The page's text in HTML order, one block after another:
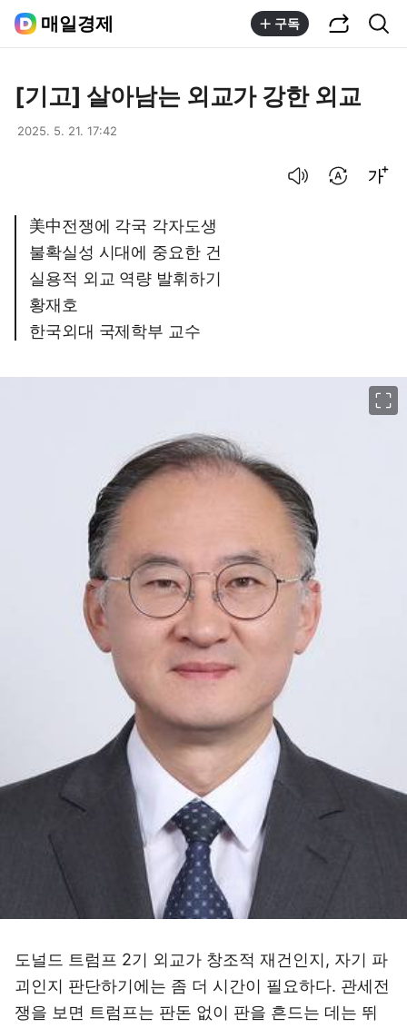
매일경제 구독
[기고] 살아남는 외교가 강한 외교
2025. 5. 21. 17:42
美中전쟁에 각국 각자도생
불확실성 시대에 중요한 건
실용적 외교 역량 발휘하기
황재호
한국외대 국제학부 교수
도널드 트럼프 2기 외교가 창조적 재건인지, 자기 파
괴인지 판단하기에는 좀 더 시간이 필요하다. 관세전
쟁을 보면 트럼프는 판돈 없이 판을 흔드는 데는 뛰